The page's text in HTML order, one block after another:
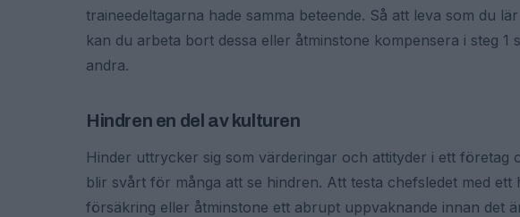
traineedeltagarna hade samma beteende. Så att leva som du
kan du arbeta bort dessa eller åtminstone kompensera i steg
andra.
Hindren en del av kulturen
Hinder uttrycker sig som värderingar och attityder i ett
blir svårt för många att se hindren. Att testa chefsledet med ett
försäkring eller åtminstone ett abrupt uppvaknande innan det